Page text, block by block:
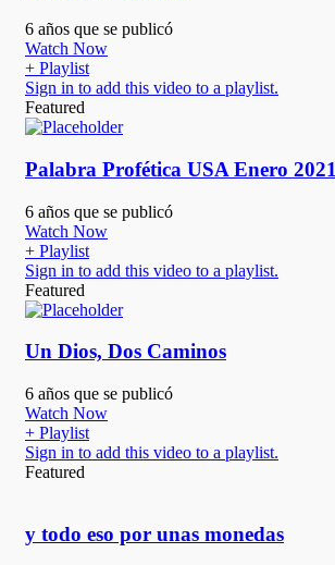
6 años que se publicó
Watch Now
+ Playlist
Sign in to add this video to a playlist.
Featured
Palabra Profética USA Enero 2021
6 años que se publicó
Watch Now
+ Playlist
Sign in to add this video to a playlist.
Featured
Un Dios, Dos Caminos
6 años que se publicó
Watch Now
+ Playlist
Sign in to add this video to a playlist.
Featured
y todo eso por unas monedas